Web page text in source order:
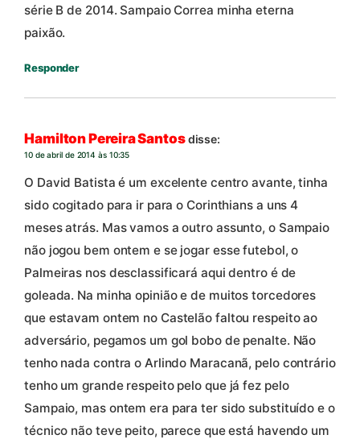
série B de 2014. Sampaio Correa minha eterna
paixão.
Responder
Hamilton Pereira Santosdisse:
10 de abril de 2014 às 10:35
O David Batista é um excelente centro avante, tinha
sido cogitado para ir para o Corinthians a uns 4
meses atrás. Mas vamos a outro assunto, o Sampaio
não jogou bem ontem e se jogar esse futebol, o
Palmeiras nos desclassificará aqui dentro é de
goleada. Na minha opinião e de muitos torcedores
que estavam ontem no Castelão faltou respeito ao
adversário, pegamos um gol bobo de penalte. Não
tenho nada contra o Arlindo Maracanã, pelo contrário
tenho um grande respeito pelo que já fez pelo
Sampaio, mas ontem era para ter sido substituído e o
técnico não teve peito, parece que está havendo um